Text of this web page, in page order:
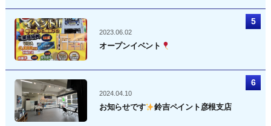
2023.06.02
オープンイベント
2024.04.10
お知らせです 鈴吉ペイント彦根支店